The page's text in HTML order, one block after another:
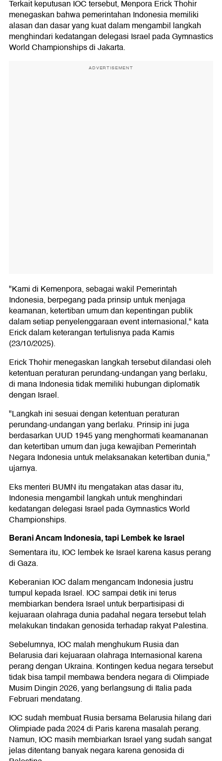
Terkait keputusan IOC tersebut, Menpora Erick Thohir
menegaskan bahwa pemerintahan Indonesia memiliki
alasan dan dasar yang kuat dalam mengambil langkah
menghindari kedatangan delegasi Israel pada Gymnastics
World Championships di Jakarta.
ADVERTISEMENT
"Kami di Kemenpora, sebagai wakil Pemerintah
Indonesia, berpegang pada prinsip untuk menjaga
keamanan, ketertiban umum dan kepentingan publik
dalam setiap penyelenggaraan event internasional," kata
Erick dalam keterangan tertulisnya pada Kamis
(23/10/2025).
Erick Thohir menegaskan langkah tersebut dilandasi oleh
ketentuan peraturan perundang-undangan yang berlaku,
di mana Indonesia tidak memiliki hubungan diplomatik
dengan Israel.
"Langkah ini sesuai dengan ketentuan peraturan
perundang-undangan yang berlaku. Prinsip ini juga
berdasarkan UUD 1945 yang menghormati keamananan
dan ketertiban umum dan juga kewajiban Pemerintah
Negara Indonesia untuk melaksanakan ketertiban dunia,"
ujarnya.
Eks menteri BUMN itu mengatakan atas dasar itu,
Indonesia mengambil langkah untuk menghindari
kedatangan delegasi Israel pada Gymnastics World
Championships.
Berani Ancam Indonesia, tapi Lembek ke Israel
Sementara itu, IOC lembek ke Israel karena kasus perang
di Gaza.
Keberanian IOC dalam mengancam Indonesia justru
tumpul kepada Israel. IOC sampai detik ini terus
membiarkan bendera Israel untuk berpartisipasi di
kejuaraan olahraga dunia padahal negara tersebut telah
melakukan tindakan genosida terhadap rakyat Palestina.
Sebelumnya, IOC malah menghukum Rusia dan
Belarusia dari kejuaraan olahraga Internasional karena
perang dengan Ukraina. Kontingen kedua negara tersebut
tidak bisa tampil membawa bendera negara di Olimpiade
Musim Dingin 2026, yang berlangsung di Italia pada
Februari mendatang.
IOC sudah membuat Rusia bersama Belarusia hilang dari
Olimpiade pada 2024 di Paris karena masalah perang.
Namun, IOC masih membiarkan Israel yang sudah sangat
jelas ditentang banyak negara karena genosida di